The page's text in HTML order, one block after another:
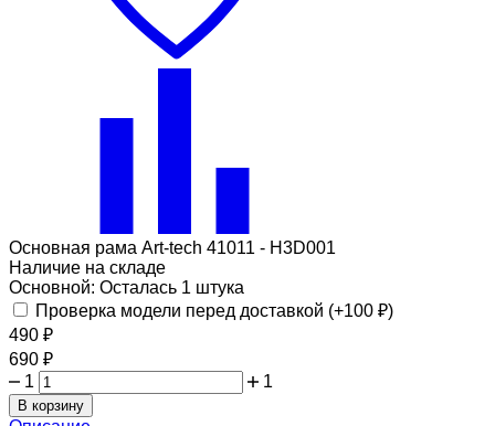
Основная рама Art-tech 41011 - H3D001
Наличие на складе
Основной: Осталась 1 штука
Проверка модели перед доставкой (+100 ₽)
490 ₽
690 ₽
1
1
В корзину